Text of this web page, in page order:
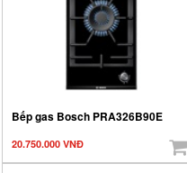
Bếp gas Bosch PRA326B90E
20.750.000 VNĐ